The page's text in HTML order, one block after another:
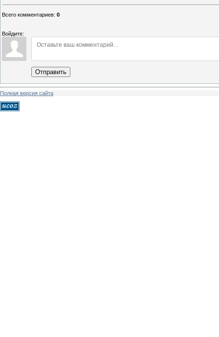
Всего комментариев: 0
Войдите:
Отправить
Полная версия сайта